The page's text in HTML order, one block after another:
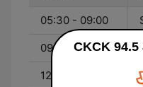
05:30 - 09:00
09:00 - 12:00
12:00 - 15:00